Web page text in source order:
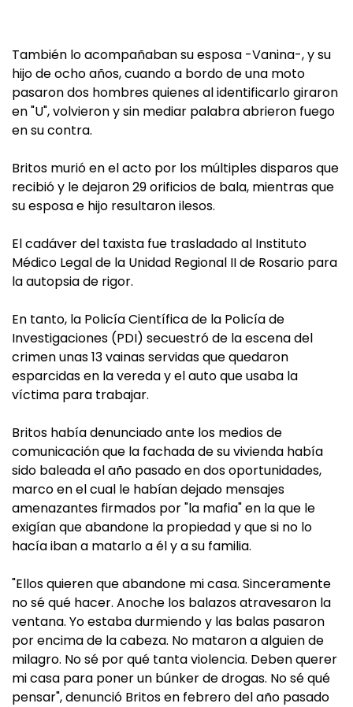
También lo acompañaban su esposa -Vanina-, y su
hijo de ocho años, cuando a bordo de una moto
pasaron dos hombres quienes al identificarlo giraron
en "U", volvieron y sin mediar palabra abrieron fuego
en su contra.
Britos murió en el acto por los múltiples disparos que
recibió y le dejaron 29 orificios de bala, mientras que
su esposa e hijo resultaron ilesos.
El cadáver del taxista fue trasladado al Instituto
Médico Legal de la Unidad Regional II de Rosario para
la autopsia de rigor.
En tanto, la Policía Científica de la Policía de
Investigaciones (PDI) secuestró de la escena del
crimen unas 13 vainas servidas que quedaron
esparcidas en la vereda y el auto que usaba la
víctima para trabajar.
Britos había denunciado ante los medios de
comunicación que la fachada de su vivienda había
sido baleada el año pasado en dos oportunidades,
marco en el cual le habían dejado mensajes
amenazantes firmados por "la mafia" en la que le
exigían que abandone la propiedad y que si no lo
hacía iban a matarlo a él y a su familia.
"Ellos quieren que abandone mi casa. Sinceramente
no sé qué hacer. Anoche los balazos atravesaron la
ventana. Yo estaba durmiendo y las balas pasaron
por encima de la cabeza. No mataron a alguien de
milagro. No sé por qué tanta violencia. Deben querer
mi casa para poner un búnker de drogas. No sé qué
pensar", denunció Britos en febrero del año pasado